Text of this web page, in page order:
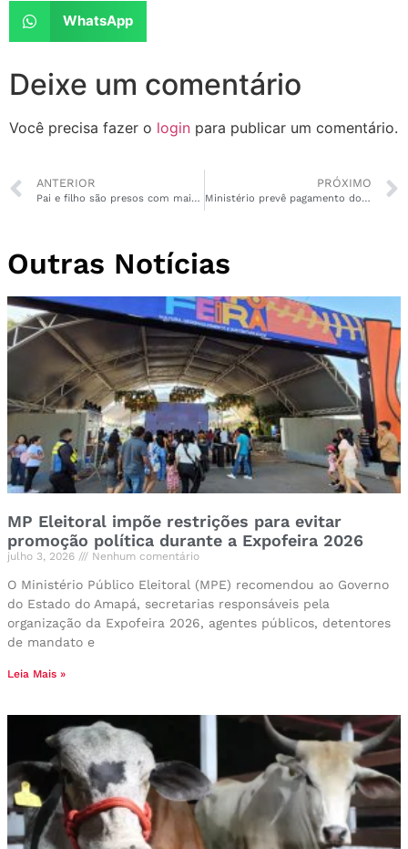
WhatsApp
Deixe um comentário
Você precisa fazer o login para publicar um comentário.
ANTERIOR
Pai e filho são presos com mais de 10kg de drogas no Zerão
PRÓXIMO
Ministério prevê pagamento do piso da enfermagem a partir de agosto
Outras Notícias
MP Eleitoral impõe restrições para evitar
promoção política durante a Expofeira 2026
julho 3, 2026 Nenhum comentário
O Ministério Público Eleitoral (MPE) recomendou ao Governo
do Estado do Amapá, secretarias responsáveis pela
organização da Expofeira 2026, agentes públicos, detentores
de mandato e
Leia Mais »